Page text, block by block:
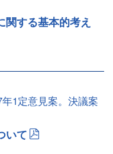
する基本的考え
1定意見案。決議案
いて